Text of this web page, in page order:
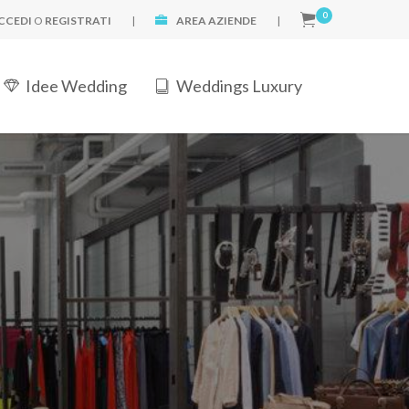
O REGISTRATI | AREA AZIENDE | 0
Idee Wedding Weddings Luxury